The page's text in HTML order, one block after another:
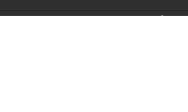
подарочных сертификатов в